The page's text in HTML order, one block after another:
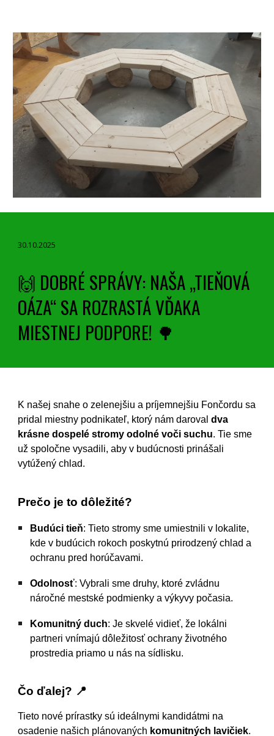
30.10.2025
🙌 DOBRÉ SPRÁVY: NAŠA „TIEŇOVÁ
OÁZA“ SA ROZRASTÁ VĎAKA
MIESTNEJ PODPORE! 🌳
K našej snahe o zelenejšiu a príjemnejšiu Fončordu sa
pridal miestny podnikateľ, ktorý nám darovaldva
krásne dospelé stromy odolné voči suchu. Tie sme
už spoločne vysadili, aby v budúcnosti prinášali
vytúžený chlad.
Prečo je to dôležité?
Budúci tieň: Tieto stromy sme umiestnili v lokalite,
kde v budúcich rokoch poskytnú prirodzený chlad a
ochranu pred horúčavami.
Odolnosť: Vybrali sme druhy, ktoré zvládnu
náročné mestské podmienky a výkyvy počasia.
Komunitný duch: Je skvelé vidieť, že lokálni
partneri vnímajú dôležitosť ochrany životného
prostredia priamo u nás na sídlisku.
Čo ďalej? 📍
Tieto nové prírastky sú ideálnymi kandidátmi na
osadenie našich plánovaných komunitných lavičiek.